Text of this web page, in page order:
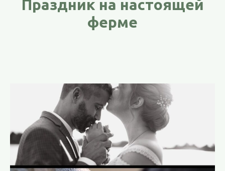
Праздник на настоящей
ферме